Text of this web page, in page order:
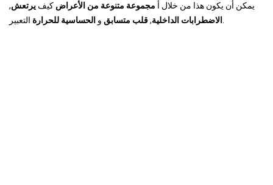
يمكن أن يكون هذا من خلال أ مجموعة متنوعة من الأعراض كيف يرتعش,
الاضطرابات الداخلية,قلب متسابق و الحساسية للحرارة